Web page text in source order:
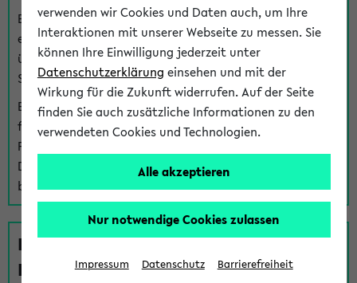
Bei inhaltlichen und organisatorischen Fragen zu
einzelnen Veranstaltungen finden Sie Ansprechpersonen
über denFragen-Link bei jeder Veranstaltung. Der BIS
Support kann hier meist keine direkte Hilfe leisten.
Bei Veranstaltungen mit eKVV Teilnahmemanagement
finden Sie eine Auskunft über die Personen, die Ihre
Platzzuteilung im eKVV eingetragen haben, auf der
Detailseite zum Teilnahmemanagement der
betreffenden Veranstaltung.
Fragen zu im eKVV verwalteten
Räumen
verwenden wir Cookies und Daten auch, um Ihre
Interaktionen mit unserer Webseite zu messen. Sie
können Ihre Einwilligung jederzeit unter
Datenschutzerklärung einsehen und mit der
Wirkung für die Zukunft widerrufen. Auf der Seite
finden Sie auch zusätzliche Informationen zu den
verwendeten Cookies und Technologien.
Alle akzeptieren
Nur notwendige Cookies zulassen
Impressum Datenschutz Barrierefreiheit